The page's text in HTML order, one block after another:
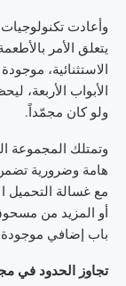
وأعادت
يتعلق الأمر
الأبواب الأربعة،
ولو كان مجمّداً.
وتمتلك المجموعة
هامة وضرورية
أو المزيد من
باب إضافي موجودة
تجاوز الحدود في